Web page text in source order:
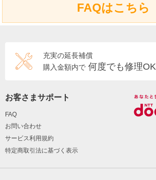
FAQはこちら
充実の延長補償
購入金額内で 何度でも修理OK
お客さまサポート
FAQ
お問い合わせ
サービス利用規約
特定商取引法に基づく表示